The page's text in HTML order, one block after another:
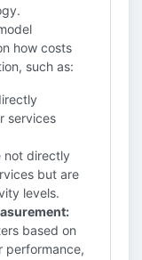
how costs
such as:
services
not directly
but are
levels.
based on
performance,